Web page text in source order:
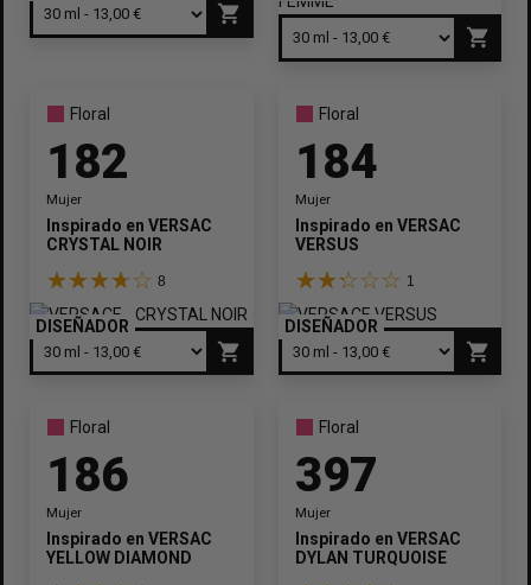
shopping_cart
shopping_cart
Floral
182
Mujer
Inspirado en VERSACE
CRYSTAL NOIR
8
DISEÑADOR
shopping_cart
Floral
184
Mujer
Inspirado en VERSACE
VERSUS
1
DISEÑADOR
shopping_cart
Floral
186
Mujer
Inspirado en VERSACE
YELLOW DIAMOND
Floral
397
Mujer
Inspirado en VERSACE
DYLAN TURQUOISE